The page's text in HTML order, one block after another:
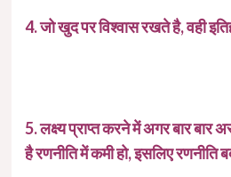
4. जो खुद पर विश्वास रखते है, वही
5. लक्ष्य प्राप्त करने में अगर बार बार
है रणनीति में कमी हो, इसलिए रणनीति